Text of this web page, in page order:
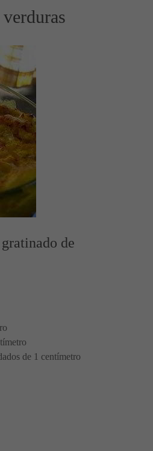
de
de 1 centímetro